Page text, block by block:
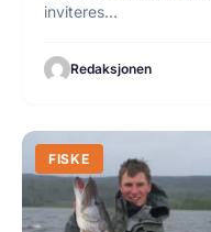
inviteres…
Redaksjonen
FISKE